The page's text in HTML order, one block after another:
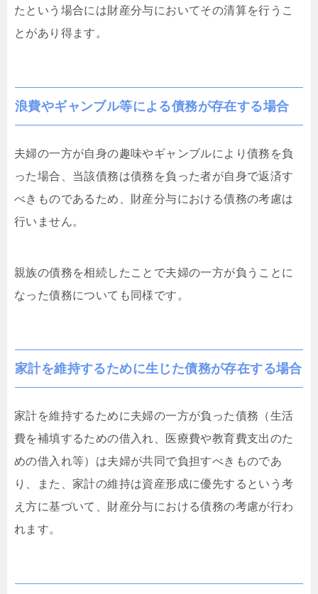
たという場合には財産分与においてその清算を行うこ
とがあり得ます。
浪費やギャンブル等による債務が存在する場合
夫婦の一方が自身の趣味やギャンブルにより債務を負
った場合、当該債務は債務を負った者が自身で返済す
べきものであるため、財産分与における債務の考慮は
行いません。
親族の債務を相続したことで夫婦の一方が負うことに
なった債務についても同様です。
家計を維持するために生じた債務が存在する場合
家計を維持するために夫婦の一方が負った債務（生活
費を補填するための借入れ、医療費や教育費支出のた
めの借入れ等）は夫婦が共同で負担すべきものであ
り、また、家計の維持は資産形成に優先するという考
え方に基づいて、財産分与における債務の考慮が行わ
れます。